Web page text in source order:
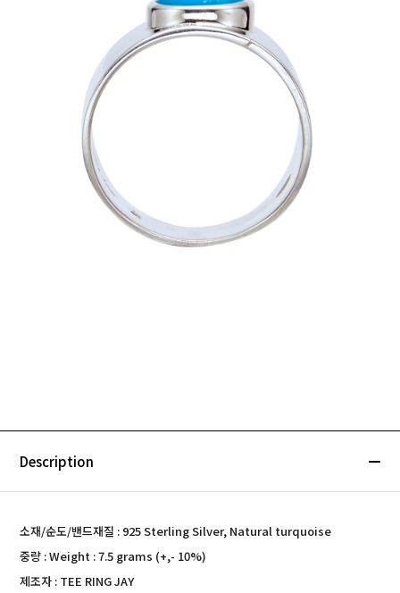
Description
소재/순도/밴드재질 : 925 Sterling Silver, Natural turquoise
중량 : Weight : 7.5 grams (+,- 10%)
제조자 : TEE RING JAY